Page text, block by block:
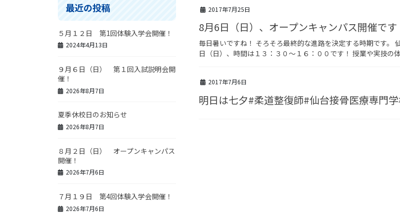
2017年7月25日
8月6日（日）、オープンキャンパス開催です
毎日暑いですね！ そろそろ最終的な進路を決定する時期です。
日（日）、時間は１３：３０～１６：００です！ 授業や実技
2017年7月6日
明日は七夕#柔道整復師#仙台接骨医療専門
最近の投稿
５月１２日 第1回体験入学会開催！
2024年4月13日
９月６日（日） 第１回入試説明会開
催！
2026年8月7日
夏季休校日のお知らせ
2026年8月7日
８月２日（日） オープンキャンパス
開催！
2026年7月6日
７月１９日 第4回体験入学会開催！
2026年7月6日